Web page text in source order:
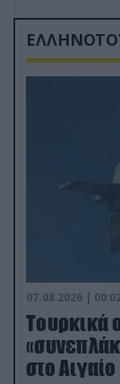
07.08.2026 |
Τουρκικά
στο Αιγαίο